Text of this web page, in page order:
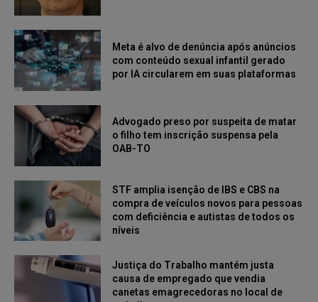
Meta é alvo de denúncia após anúncios
com conteúdo sexual infantil gerado
por IA circularem em suas plataformas
Advogado preso por suspeita de matar
o filho tem inscrição suspensa pela
OAB-TO
STF amplia isenção de IBS e CBS na
compra de veículos novos para pessoas
com deficiência e autistas de todos os
níveis
Justiça do Trabalho mantém justa
causa de empregado que vendia
canetas emagrecedoras no local de